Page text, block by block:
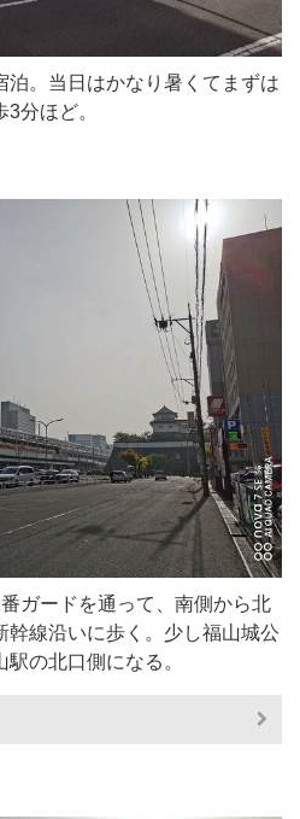
泊。当日はかなり暑くてまずは
分ほど。
ガードを通って、南側から北
幹線沿いに歩く。少し福山城公
の北口側になる。